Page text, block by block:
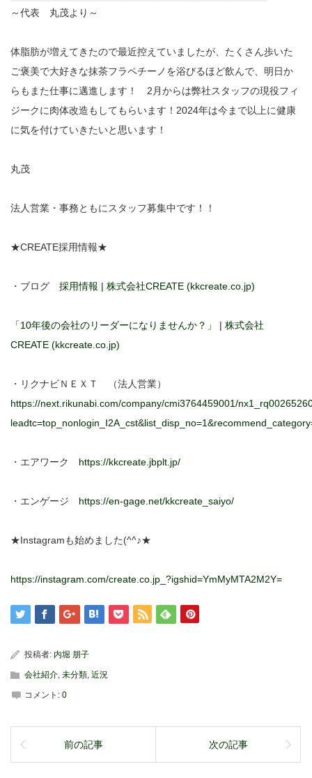
～代表 丸茂より～
体脂肪が増えてきたので最近控えていましたが、たくさん歩いた
ご褒美で大好きな抹茶フラペチーノを浴びるほど飲んで、明日か
らもまた仕事に邁進します！ 2月からは弊社スタッフの現役フィ
ジークに肉体改造もしてもらいます！2024年は今まで以上に健康
に気を付けていきたいと思います！
丸茂
法人営業・事務ともにスタッフ募集中です！！
★CREATE採用情報★
・ブログ 採用情報 | 株式会社CREATE (kkcreate.co.jp)
「10年後の会社のリーダーになりませんか？」 | 株式会社
CREATE (kkcreate.co.jp)
・リクナビＮＥＸＴ （法人営業）
https://next.rikunabi.com/company/cmi3764459001/
・エアワーク https://kkcreate.jbplt.jp/
・エンゲージ https://en-gage.net/kkcreate_saiyo/
★Instagramも始めました(^^♪★
https://instagram.com/create.co.jp_?igshid=YmMyMTA2M2Y=
投稿者: 内堀 朋子
会社紹介 未分類 近況
コメント: 0
前の記事 次の記事